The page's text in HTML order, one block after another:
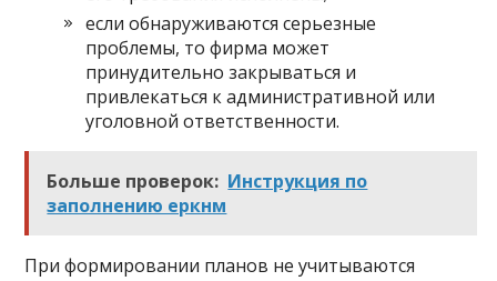
если обнаруживаются серьезные
проблемы, то фирма может
принудительно закрываться и
привлекаться к административной или
уголовной ответственности.
Больше проверок: Инструкция по
заполнению еркнм
При формировании планов не учитываются